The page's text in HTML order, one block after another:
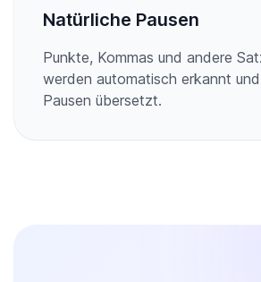
Natürliche Pausen
Punkte, Kommas und andere
werden automatisch erkannt
Pausen übersetzt.